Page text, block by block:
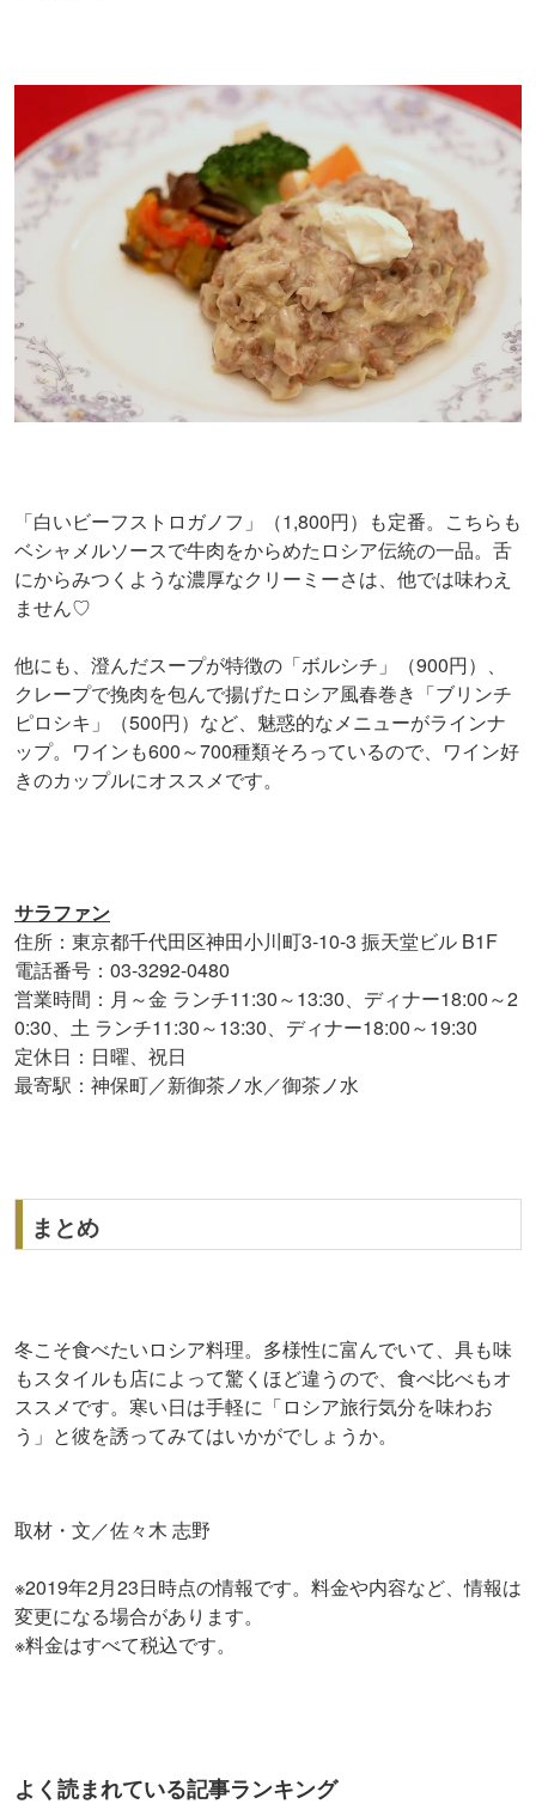
「白いビーフストロガノフ」（1,800円）も定番。こちらも
ベシャメルソースで牛肉をからめたロシア伝統の一品。舌
にからみつくような濃厚なクリーミーさは、他では味わえ
ません♡
他にも、澄んだスープが特徴の「ボルシチ」（900円）、
クレープで挽肉を包んで揚げたロシア風春巻き「ブリンチ
ピロシキ」（500円）など、魅惑的なメニューがラインナ
ップ。ワインも600～700種類そろっているので、ワイン好
きのカップルにオススメです。
サラファン
住所：東京都千代田区神田小川町3-10-3 振天堂ビル B1F
電話番号：03-3292-0480
営業時間：月～金 ランチ11:30～13:30、ディナー18:00～2
0:30、土 ランチ11:30～13:30、ディナー18:00～19:30
定休日：日曜、祝日
最寄駅：神保町／新御茶ノ水／御茶ノ水
まとめ
冬こそ食べたいロシア料理。多様性に富んでいて、具も味
もスタイルも店によって驚くほど違うので、食べ比べもオ
ススメです。寒い日は手軽に「ロシア旅行気分を味わお
う」と彼を誘ってみてはいかがでしょうか。
取材・文／佐々木 志野
※2019年2月23日時点の情報です。料金や内容など、情報は
変更になる場合があります。
※料金はすべて税込です。
よく読まれている記事ランキング